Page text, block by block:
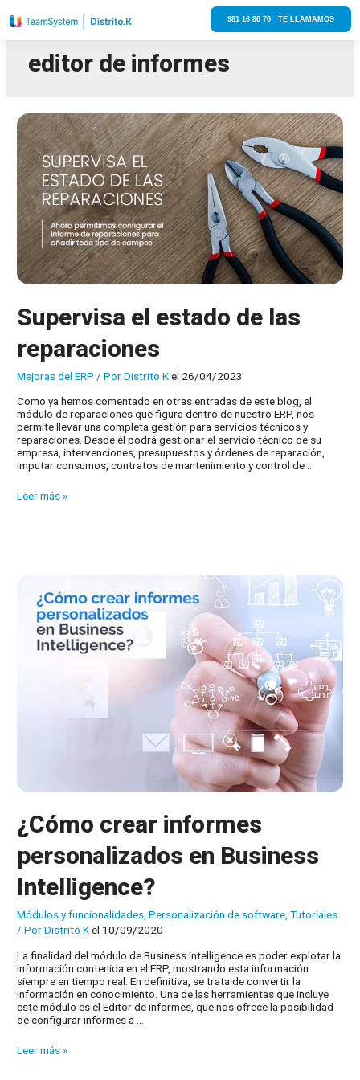
981 16 80 70 TE LLAMAMOS
editor de informes
Supervisa el estado de las
reparaciones
Mejoras del ERP / PorDistrito Kel 26/04/2023
Como ya hemos comentado en otras entradas de este blog, el
módulo de reparaciones que figura dentro de nuestro ERP, nos
permite llevar una completa gestión para servicios técnicos y
reparaciones. Desde él podrá gestionar el servicio técnico de su
empresa, intervenciones, presupuestos y órdenes de reparación,
imputar consumos, contratos de mantenimiento y control de …
Supervisa
Leer más »
¿Cómo crear informes
personalizados en Business
Intelligence?
Módulos y funcionalidades,Personalización de software,Tutoriales
/ PorDistrito Kel 10/09/2020
La finalidad del módulo de Business Intelligence es poder explotar la
información contenida en el ERP, mostrando esta información
siempre en tiempo real. En definitiva, se trata de convertir la
información en conocimiento. Una de las herramientas que incluye
este módulo es el Editor de informes, que nos ofrece la posibilidad
de configurar informes a …
¿Cómo
Leer más »